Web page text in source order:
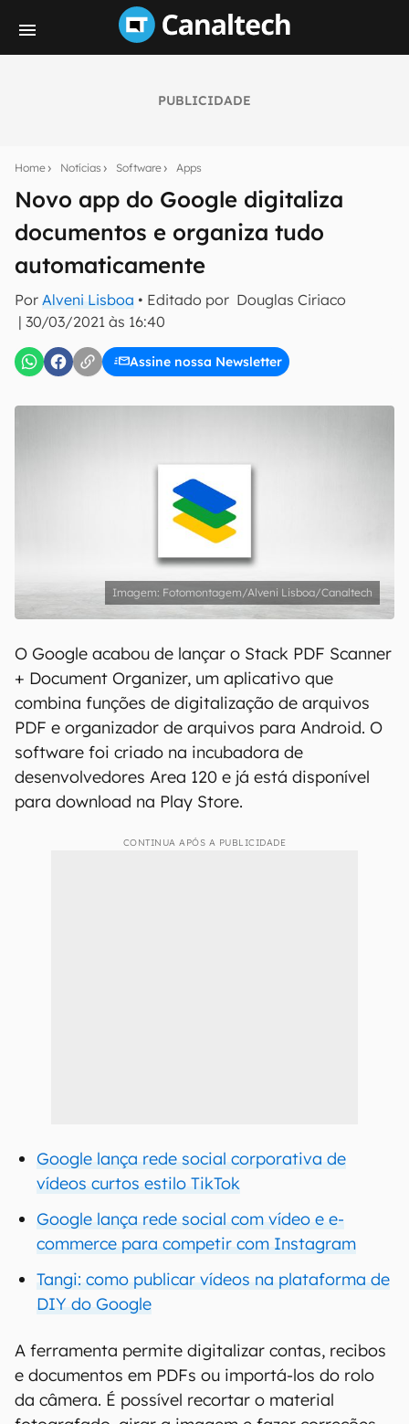
PUBLICIDADE
Home Notícias Software Apps
Novo app do Google digitaliza
documentos e organiza tudo
automaticamente
Por Alveni Lisboa • Editado por Douglas Ciriaco
| 30/03/2021 às 16:40
Assine nossa Newsletter
notícias e reviews sobre tecnologia em primeira
E-mail
inscreva-se
Confirmo que li, aceito e concordo com os Termos de
Uso e Política de Privacidade do Canaltech.
Fotomontagem/Alveni Lisboa/Canaltech
O Google acabou de lançar o Stack PDF Scanner
+ Document Organizer, um aplicativo que
combina funções de digitalização de arquivos
PDF e organizador de arquivos para Android. O
software foi criado na incubadora de
desenvolvedores Area 120 e já está disponível
para download na Play Store.
CONTINUA APÓS A PUBLICIDADE
Google lança rede social corporativa de
vídeos curtos estilo TikTok
Google lança rede social com vídeo e e-
commerce para competir com Instagram
Tangi: como publicar vídeos na plataforma de
DIY do Google
A ferramenta permite digitalizar contas, recibos
e documentos em PDFs ou importá-los do rolo
da câmera. É possível recortar o material